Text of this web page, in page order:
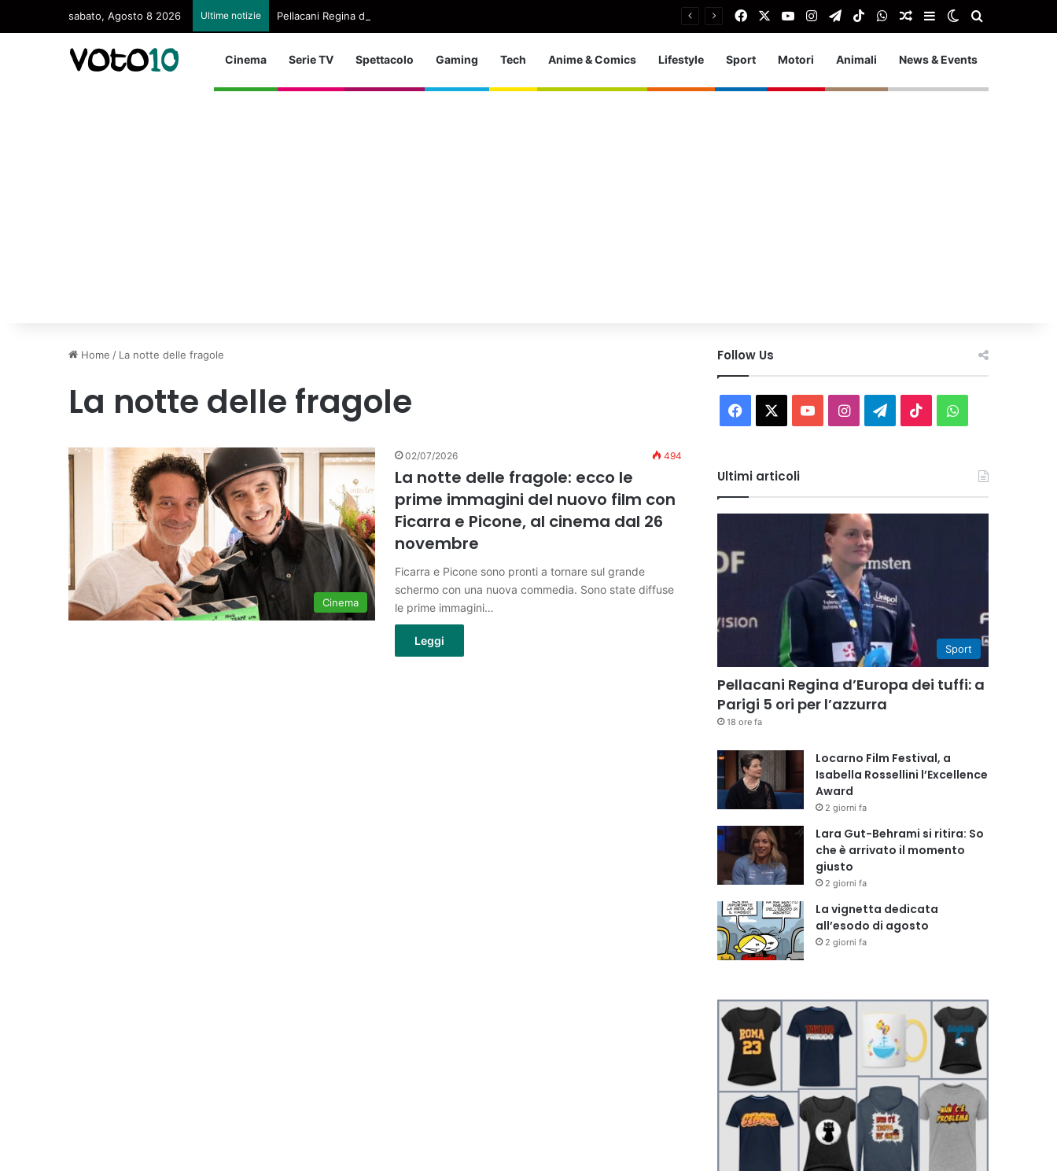
sabato, Agosto 8 2026 Ultime notizie Pellacani Regina d’Europa dei tuffi: a Parigi 5 ori per l’azzurra FacebookYou TubeInstagram
TelegramTikTokWhatsApp
Articolo Random
Barra laterale
Cambia aspetto
Cinema Serie TV Spettacolo Gaming Tech Anime & Comics Lifestyle Sport Motori Animali News & Events
Home / La notte delle fragole
La notte delle fragole
Cinema
02/07/2026 494
La notte delle fragole: ecco le
prime immagini del nuovo film con
Ficarra e Picone, al cinema dal 26
novembre
Ficarra e Picone sono pronti a tornare sul grande
schermo con una nuova commedia. Sono state diffuse
le prime immagini…
Leggi
Follow Us
Facebook You InstagramTelegram
TikTokWhatsApp
Ultimi articoli
Sport
Pellacani Regina d’Europa dei tuffi: a
Parigi 5 ori per l’azzurra
18 ore fa
Locarno Film Festival, a
Isabella Rossellini l’Excellence
Award
2 giorni fa
Lara Gut-Behrami si ritira: So
che è arrivato il momento
giusto
2 giorni fa
La vignetta dedicata
all’esodo di agosto
2 giorni fa